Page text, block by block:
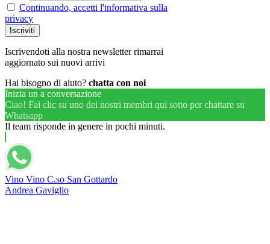
Continuando, accetti l'informativa sulla
privacy
Iscrivendoti alla nostra newsletter rimarrai
aggiornato sui nuovi arrivi
Hai bisogno di aiuto? chatta con noi
Inizia un a conversazione
Ciao! Fai clic su uno dei nostri membri qui sotto per chattare su
Whatsapp
Il team risponde in genere in pochi minuti.
Vino Vino C.so San Gottardo
Andrea Gaviglio